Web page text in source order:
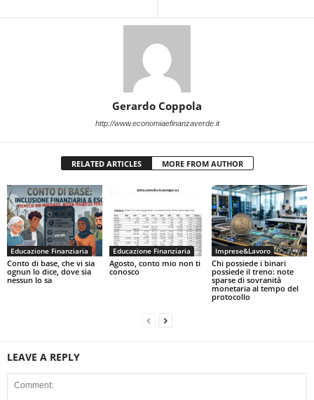
Gerardo Coppola
http://www.economiaefinanzaverde.it
RELATED ARTICLES MORE FROM AUTHOR
Educazione Finanziaria
Conto di base, che vi sia
ognun lo dice, dove sia
nessun lo sa
Educazione Finanziaria
Agosto, conto mio non ti
conosco
Imprese&Lavoro
Chi possiede i binari
possiede il treno: note
sparse di sovranità
monetaria al tempo del
protocollo
LEAVE A REPLY